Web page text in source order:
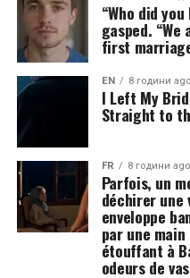
“Who did
gasped.
first
EN 8 години ago
I Left My
Straight to
FR 8 години ago
Parfois, un
déchirer une
enveloppe
par une
étouffant à
odeurs de